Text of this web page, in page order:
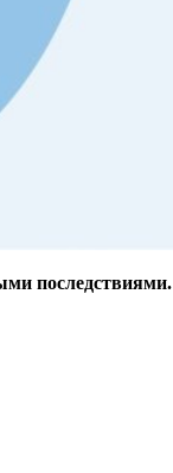
последствиями.